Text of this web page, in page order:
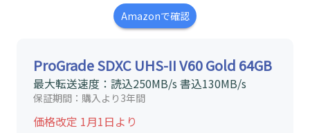
Amazonで確認
ProGrade SDXC UHS-II V60 Gold 64GB
最大転送速度：読込250MB/s 書込130MB/s
保証期間：購入より3年間
価格改定 1月1日より